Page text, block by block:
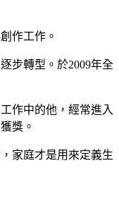
作工作。
步轉型。於2009年全
作中的他，經常進入
獎。
家庭才是用來定義生